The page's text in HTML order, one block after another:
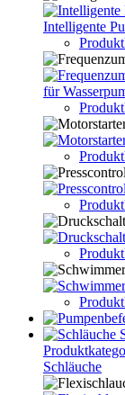
Intelligente
für
Schläuche